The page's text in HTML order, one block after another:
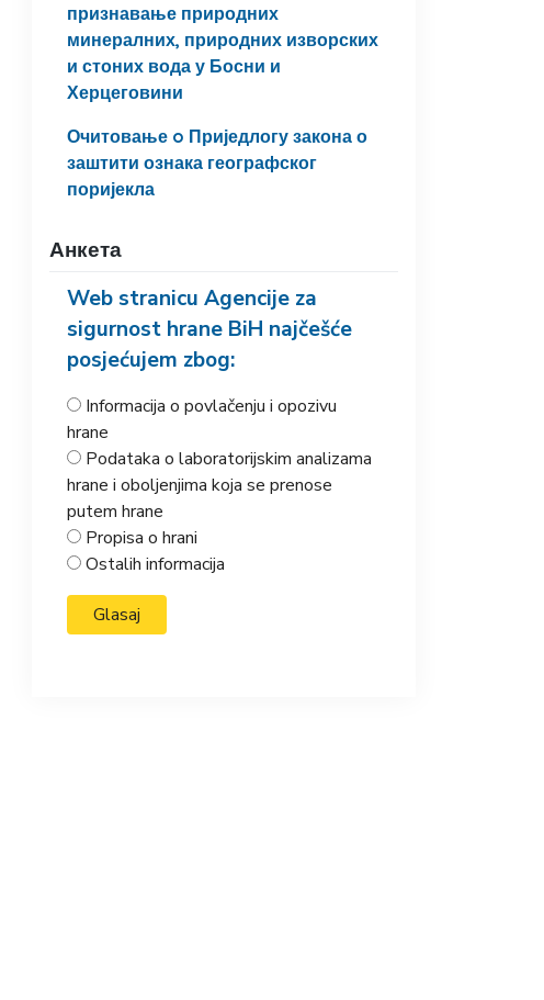
признавање природних
минералних, природних изворских
и стоних вода у Босни и
Херцеговини
Очитовање o Приједлогу закона о
заштити ознака географског
поријекла
Анкета
Web stranicu Agencije za
sigurnost hrane BiH najčešće
posjećujem zbog:
Informacija o povlačenju i opozivu
hrane
Podataka o laboratorijskim analizama
hrane i oboljenjima koja se prenose
putem hrane
Propisa o hrani
Ostalih informacija